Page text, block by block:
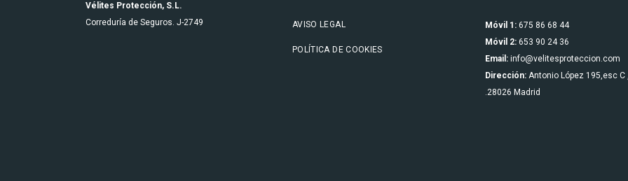
Vélites Protección, S.L.
Correduría de Seguros. J-2749
AVISO LEGAL
POLÍTICA DE COOKIES
Móvil 1: 675 86 68 44
Móvil 2: 653 90 24 36
Email: info@velitesproteccion.com
Dirección: Antonio López 195,esc C
.28026 Madrid